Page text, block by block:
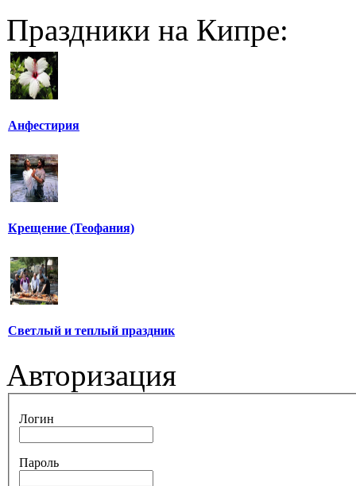
Праздники на Кипре:
Анфестирия
Крещение (Теофания)
Светлый и теплый праздник
Авторизация
Логин
Пароль